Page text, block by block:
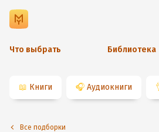
Что выбрать Библиотека
📖 Книги 🎧 Аудиокниги
Все подборки